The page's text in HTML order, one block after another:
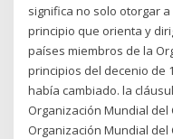
significa no solo otorgar
principio que orienta y
países miembros de la
principios del decenio de
había cambiado. la
Organización Mundial del
Organización Mundial del